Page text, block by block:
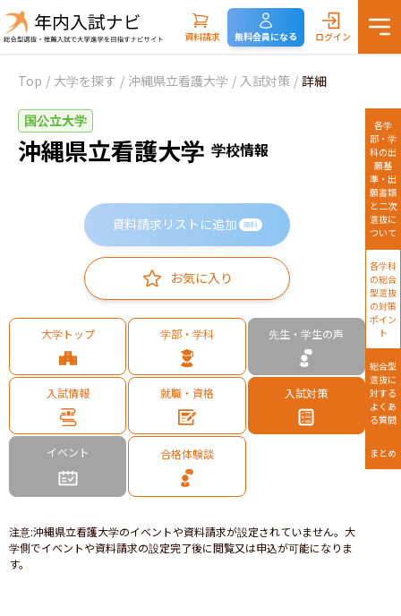
資料請求 無料会員になる ログイン
Top / 大学を探す / 沖縄県立看護大学 / 入試対策 / 詳細
国公立大学
沖縄県立看護大学 学校情報
資料請求リストに追加 無料
お気に入り
大学トップ 学部・学科 先生・学生の声
入試情報 就職・資格 入試対策
イベント 合格体験談
注意:沖縄県立看護大学のイベントや資料請求が設定されていません。大
学側でイベントや資料請求の設定完了後に閲覧又は申込が可能になりま
す。
各学
部・学
科の出
願基
準・出
願書類
と二次
選抜に
ついて
各学科
の総合
型選抜
の対策
ポイン
ト
総合型
選抜に
対する
よくあ
る質問
まとめ